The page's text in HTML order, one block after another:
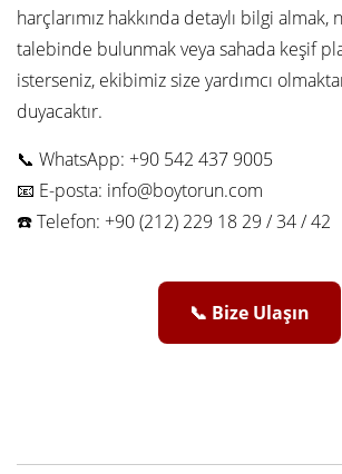
harçlarımız hakkında detaylı bilgi
talebinde bulunmak veya sahada keşif
isterseniz, ekibimiz size yardımcı
duyacaktır.
📞 WhatsApp: +90 542 437 9005
📧 E-posta: info@boytorun.com
☎️ Telefon: +90 (212) 229 18 29 / 34 / 42
📞 Bize Ulaşın